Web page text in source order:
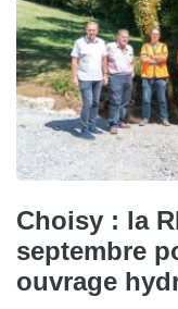
Choisy : la
septembre
ouvrage